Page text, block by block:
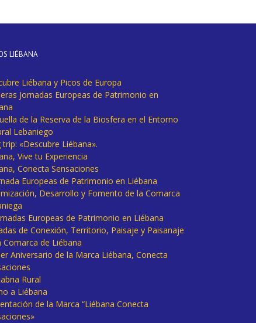
LIÉBANA
Liébana y Picos de Europa
Jornadas Europeas de Patrimonio en
de la Reserva de la Biosfera en el Entorno
Lebaniego
trip: «Descubre Liébana».
Vive tu Experiencia
Conecta Sensaciones
Europeas de Patrimonio en Liébana
Desarrollo y Fomento de la Comarca
Europeas de Patrimonio en Liébana
de Conexión, Territorio, Paisaje y Paisanaje
Comarca de Liébana
Aniversario de la Marca Liébana, Conecta
Rural
a Liébana
de la Marca “Liébana Conecta